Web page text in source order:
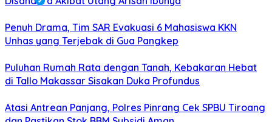
Penuh Drama, Tim SAR Evakuasi 6 Mahasiswa KKN
Unhas yang Terjebak di Gua Pangkep
Puluhan Rumah Rata dengan Tanah, Kebakaran Hebat
di Tallo Makassar Sisakan Duka Profundus
Atasi Antrean Panjang, Polres Pinrang Cek SPBU Tiroang